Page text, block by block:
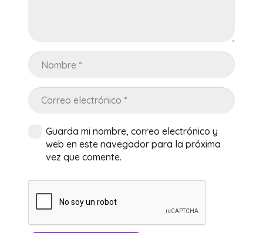
Guarda mi nombre, correo electrónico y
web en este navegador para la próxima
vez que comente.